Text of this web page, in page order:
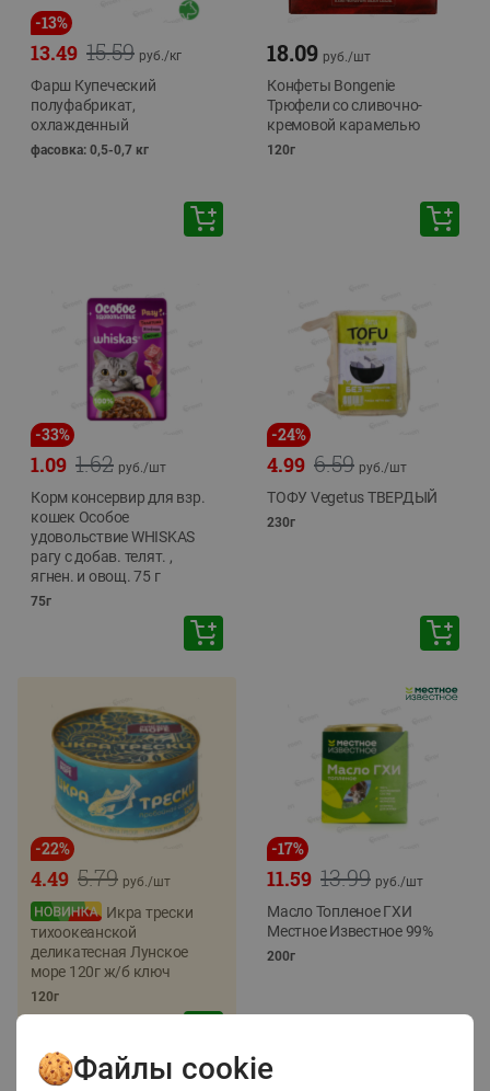
-13%
15.59
13.49 руб./кг
Фарш Купеческий
полуфабрикат,
охлажденный
фасовка: 0,5-0,7 кг
18.09 руб./шт
Конфеты Bongenie
Трюфели со сливочно-
кремовой карамелью
120г
-33%
1.62
1.09 руб./шт
Корм консервир для взр.
кошек Особое
удовольствие WHISKAS
рагу с добав. телят. ,
ягнен. и овощ. 75 г
75г
-24%
6.59
4.99 руб./шт
ТОФУ Vegetus ТВЕРДЫЙ
230г
-22%
5.79
4.49 руб./шт
Икра трески
тихоокеанской
деликатесная Лунское
море 120г ж/б ключ
120г
-17%
13.99
11.59 руб./шт
Масло Топленое ГХИ
Местное Известное 99%
200г
Файлы cookie